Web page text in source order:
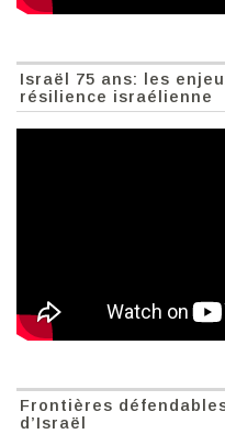
Israël 75 ans: les
résilience israélienne
Frontières
d’Israël